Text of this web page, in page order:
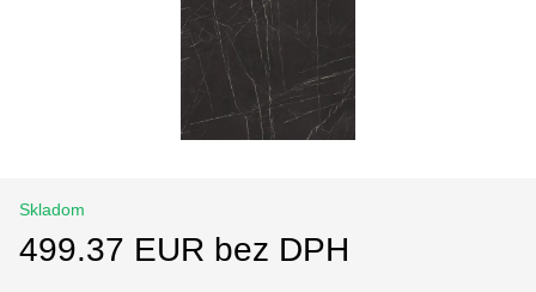
Skladom
499.37 EUR bez DPH